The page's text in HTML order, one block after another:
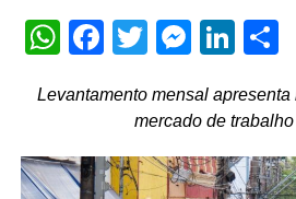
em vigor desde 2024, a Justiça
instrumentos normativos para
estratégias digitais de partidos e
De acordo com Renato
economista e professor de direito
WhatsApp
Facebook
Twitter
Levantamento mensal
mercado de